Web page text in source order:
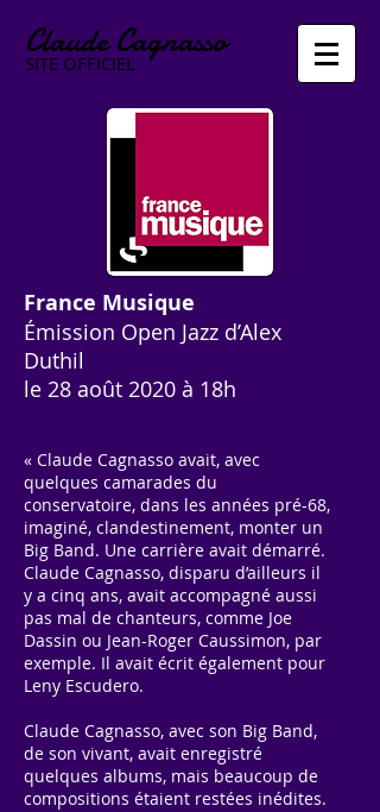
Claude Cagnasso
SITE OFFICIEL
France Musique
Émission Open Jazz d’Alex
Duthil
le 28 août 2020 à 18h
« Claude Cagnasso avait, avec
quelques camarades du
conservatoire, dans les années pré-68,
imaginé, clandestinement, monter un
Big Band. Une carrière avait démarré.
Claude Cagnasso, disparu d’ailleurs il
y a cinq ans, avait accompagné aussi
pas mal de chanteurs, comme Joe
Dassin ou Jean-Roger Caussimon, par
exemple. Il avait écrit également pour
Leny Escudero.
Claude Cagnasso, avec son Big Band,
de son vivant, avait enregistré
quelques albums, mais beaucoup de
compositions étaient restées inédites.